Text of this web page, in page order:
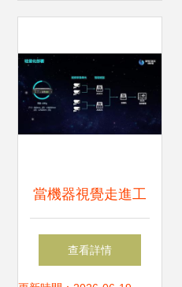
當機器視覺走進工
業智能 博觀智能探
查看詳情